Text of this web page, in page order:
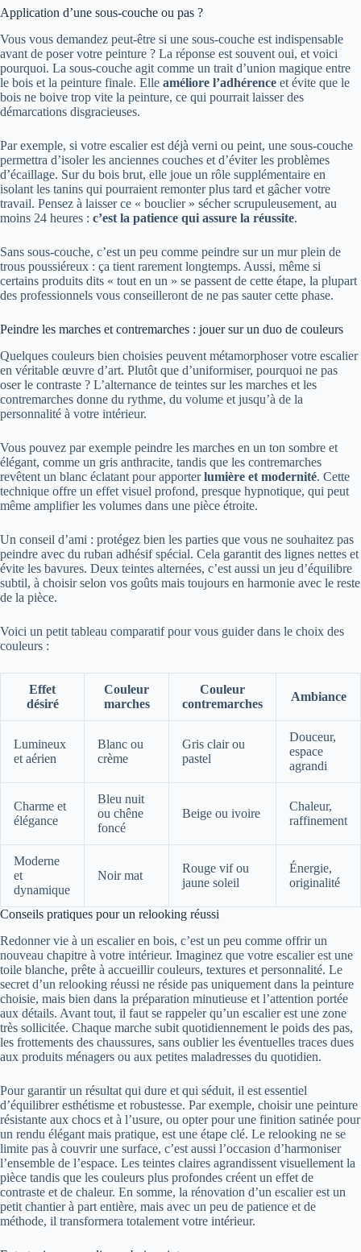
Application d’une sous-couche ou pas ?
Vous vous demandez peut-être si une sous-couche est indispensable
avant de poser votre peinture ? La réponse est souvent oui, et voici
pourquoi. La sous-couche agit comme un trait d’union magique entre
le bois et la peinture finale. Elle améliore l’adhérence et évite que le
bois ne boive trop vite la peinture, ce qui pourrait laisser des
démarcations disgracieuses.
Par exemple, si votre escalier est déjà verni ou peint, une sous-couche
permettra d’isoler les anciennes couches et d’éviter les problèmes
d’écaillage. Sur du bois brut, elle joue un rôle supplémentaire en
isolant les tanins qui pourraient remonter plus tard et gâcher votre
travail. Pensez à laisser ce « bouclier » sécher scrupuleusement, au
moins 24 heures : c’est la patience qui assure la réussite.
Sans sous-couche, c’est un peu comme peindre sur un mur plein de
trous poussiéreux : ça tient rarement longtemps. Aussi, même si
certains produits dits « tout en un » se passent de cette étape, la plupart
des professionnels vous conseilleront de ne pas sauter cette phase.
Peindre les marches et contremarches : jouer sur un duo de couleurs
Quelques couleurs bien choisies peuvent métamorphoser votre escalier
en véritable œuvre d’art. Plutôt que d’uniformiser, pourquoi ne pas
oser le contraste ? L’alternance de teintes sur les marches et les
contremarches donne du rythme, du volume et jusqu’à de la
personnalité à votre intérieur.
Vous pouvez par exemple peindre les marches en un ton sombre et
élégant, comme un gris anthracite, tandis que les contremarches
revêtent un blanc éclatant pour apporterlumière et modernité. Cette
technique offre un effet visuel profond, presque hypnotique, qui peut
même amplifier les volumes dans une pièce étroite.
Un conseil d’ami : protégez bien les parties que vous ne souhaitez pas
peindre avec du ruban adhésif spécial. Cela garantit des lignes nettes et
évite les bavures. Deux teintes alternées, c’est aussi un jeu d’équilibre
subtil, à choisir selon vos goûts mais toujours en harmonie avec le reste
de la pièce.
Voici un petit tableau comparatif pour vous guider dans le choix des
couleurs :
Effet
désiré
Couleur
marches
Couleur
contremarches
Ambiance
Lumineux
et aérien
Blanc ou
crème
Gris clair ou
pastel
Douceur,
espace
agrandi
Charme et
élégance
Bleu nuit
ou chêne
foncé
Beige ou ivoire
Chaleur,
raffinement
Moderne
et
dynamique
Noir mat
Rouge vif ou
jaune soleil
Énergie,
originalité
Conseils pratiques pour un relooking réussi
Redonner vie à un escalier en bois, c’est un peu comme offrir un
nouveau chapitre à votre intérieur. Imaginez que votre escalier est une
toile blanche, prête à accueillir couleurs, textures et personnalité. Le
secret d’un relooking réussi ne réside pas uniquement dans la peinture
choisie, mais bien dans la préparation minutieuse et l’attention portée
aux détails. Avant tout, il faut se rappeler qu’un escalier est une zone
très sollicitée. Chaque marche subit quotidiennement le poids des pas,
les frottements des chaussures, sans oublier les éventuelles traces dues
aux produits ménagers ou aux petites maladresses du quotidien.
Pour garantir un résultat qui dure et qui séduit, il est essentiel
d’équilibrer esthétisme et robustesse. Par exemple, choisir une peinture
résistante aux chocs et à l’usure, ou opter pour une finition satinée pour
un rendu élégant mais pratique, est une étape clé. Le relooking ne se
limite pas à couvrir une surface, c’est aussi l’occasion d’harmoniser
l’ensemble de l’espace. Les teintes claires agrandissent visuellement la
pièce tandis que les couleurs plus profondes créent un effet de
contraste et de chaleur. En somme, la rénovation d’un escalier est un
petit chantier à part entière, mais avec un peu de patience et de
méthode, il transformera totalement votre intérieur.